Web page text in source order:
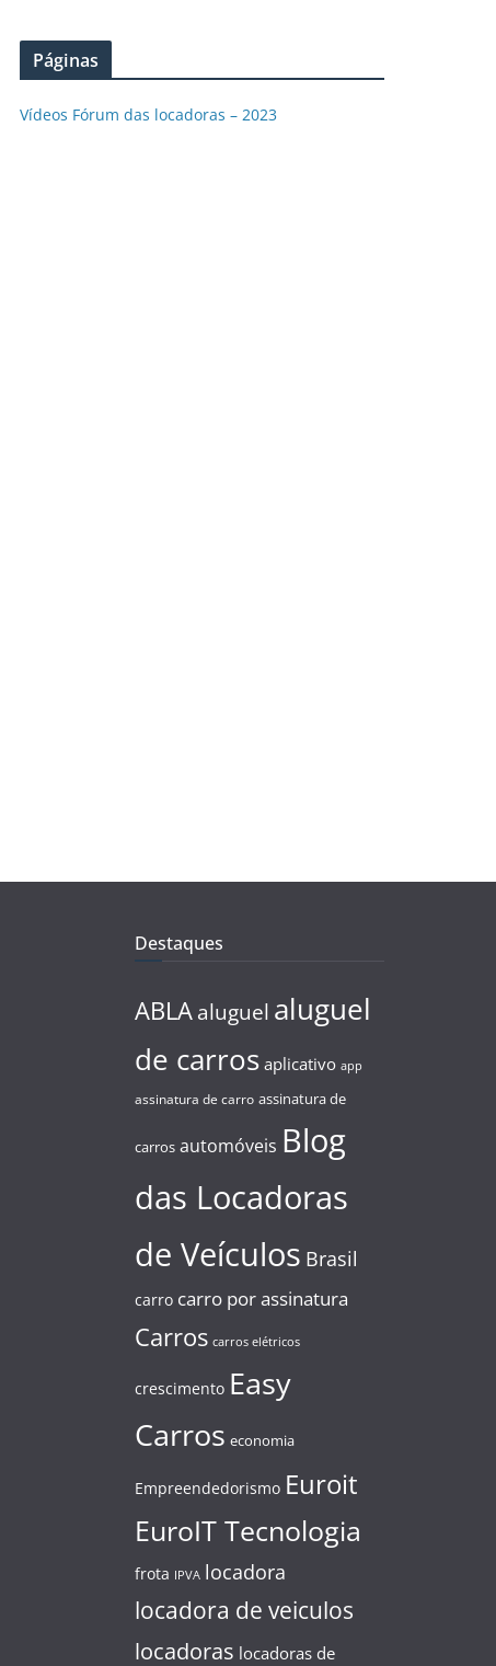
Páginas
Vídeos Fórum das locadoras – 2023
Destaques
ABLA aluguel aluguel
de carros aplicativo app
assinatura de carro assinatura de
carros automóveis Blog
das Locadoras
de Veículos Brasil
carro carro por assinatura
Carros carros elétricos
crescimento Easy
Carros economia
Empreendedorismo Euroit
EuroIT Tecnologia
frota IPVA locadora
locadora de veiculos
locadoras locadoras de